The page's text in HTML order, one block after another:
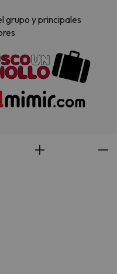
grupo y principales